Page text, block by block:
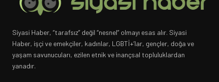
Siyasi Haber, “tarafsız” değil “nesnel” olmayı esas alır. Siyasi
Haber, işçi ve emekçiler, kadınlar, LGBTİ+’lar, gençler, doğa ve
yaşam savunucuları, ezilen etnik ve inançsal topluluklardan
yanadır.